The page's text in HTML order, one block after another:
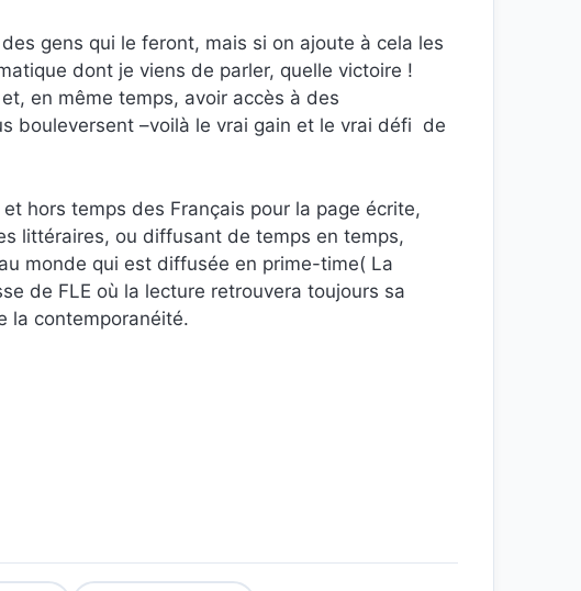
gens qui le feront, mais si on ajoute à cela les
dont je viens de parler, quelle victoire !
en même temps, avoir accès à des
bouleversent –voilà le vrai gain et le vrai défi de
hors temps des Français pour la page écrite,
littéraires, ou diffusant de temps en temps,
monde qui est diffusée en prime-time( La
de FLE où la lecture retrouvera toujours sa
la contemporanéité.